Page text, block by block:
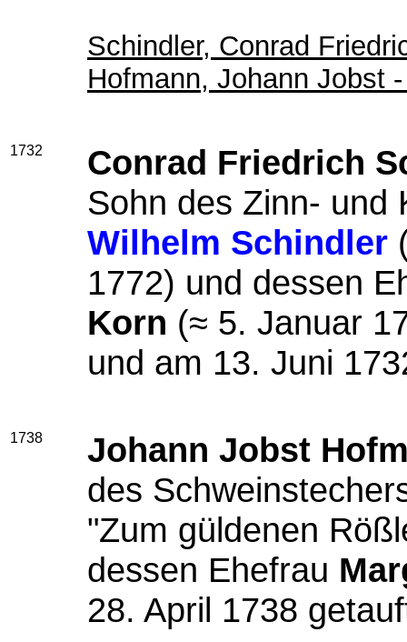
Schindler, Conrad
Hofmann, Johann Jobst
1732
Conrad Friedrich
Sohn des Zinn-
Wilhelm Schindler
1772) und dessen
Korn (≈ 5. Januar
und am 13. Juni
1738
Johann Jobst
des
"Zum güldenen
dessen Ehefrau
28. April 1738